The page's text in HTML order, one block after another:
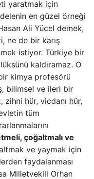
yaratmak için
en güzel örneği
Ali Yücel demek,
ne de bir karış
istiyor. Türkiye bir
kaldıramaz. O
kimya profesörü
bilimsel ve ileri bir
zihni hür, vicdanı hür,
tüm
çoğaltmalı ve
ve yaymak için
faydalanması
Milletvekili Orhan